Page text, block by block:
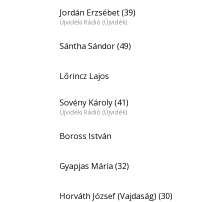
Jordán Erzsébet (39)
Újvidéki Rádió (Újvidék)
Sántha Sándor (49)
Lőrincz Lajos
Sovény Károly (41)
Újvidéki Rádió (Újvidék)
Boross István
Gyapjas Mária (32)
Horváth József (Vajdaság) (30)